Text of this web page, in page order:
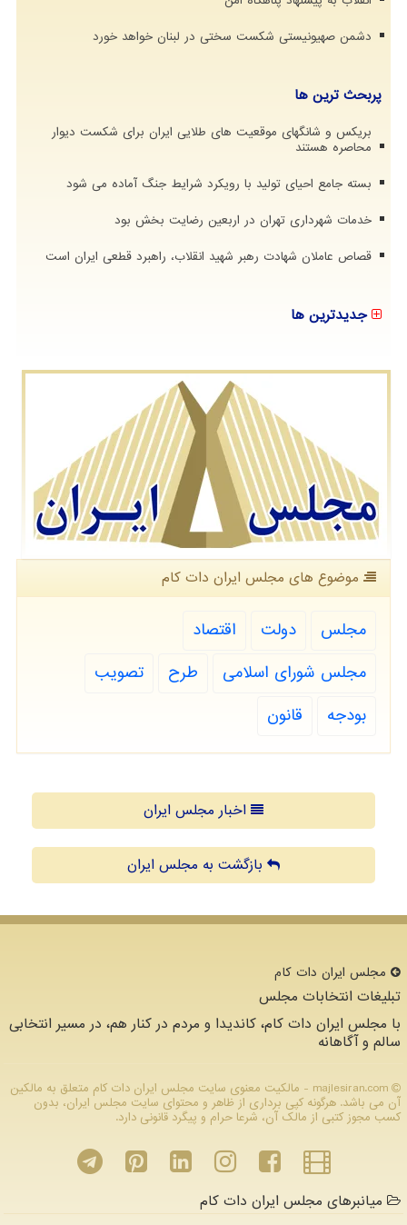
دشمن صهیونیستی شکست سختی در لبنان خواهد خورد
پربحث ترین ها
بریکس و شانگهای موقعیت های طلایی ایران برای شکست دیوار
محاصره هستند
بسته جامع احیای تولید با رویکرد شرایط جنگ آماده می شود
خدمات شهرداری تهران در اربعین رضایت بخش بود
قصاص عاملان شهادت رهبر شهید انقلاب، راهبرد قطعی ایران است
جدیدترین ها
موضوع های مجلس ایران دات كام
مجلس دولت
اقتصاد
مجلس شورای اسلامی
طرح
تصویب
بودجه
قانون
اخبار مجلس ایران
بازگشت به مجلس ایران
مجلس ایران دات كام
تبلیغات انتخابات مجلس
با مجلس ایران دات کام، کاندیدا و مردم در کنار هم، در مسیر انتخابی
سالم و آگاهانه
majlesiran.com - مالکیت معنوی سایت مجلس ایران دات كام متعلق به مالکین
آن می باشد. هرگونه کپی برداری از ظاهر و محتوای سایت مجلس ایران، بدون
کسب مجوز کتبی از مالک آن، شرعا حرام و پیگرد قانونی دارد.
میانبرهای مجلس ایران دات کام